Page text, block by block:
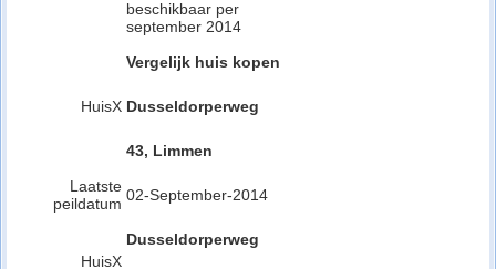
beschikbaar per
september 2014
HuisX
Vergelijk huis kopen
Dusseldorperweg
43, Limmen
Laatste
peildatum 02-September-2014
HuisX
Dusseldorperweg